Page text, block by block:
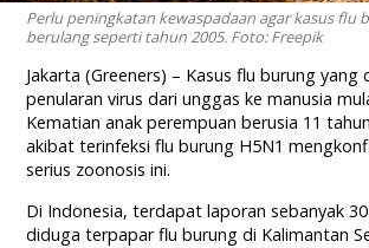
Perlu peningkatan kewaspadaan agar kasus flu
berulang seperti tahun 2005. Foto: Freepik
Jakarta (Greeners) – Kasus flu burung yang
penularan virus dari unggas ke manusia
Kematian anak perempuan berusia 11
akibat terinfeksi flu burung H5N1
serius zoonosis ini.
Di Indonesia, terdapat laporan sebanyak
diduga terpapar flu burung di Kalimantan